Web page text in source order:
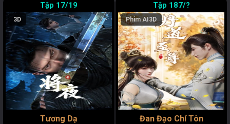
17/19
3D
Tương Dạ
187/?
Phim AI 3D
Đan Đạo Chí Tôn